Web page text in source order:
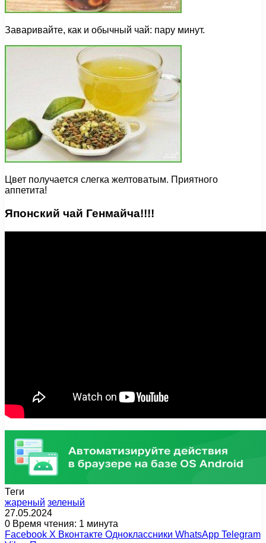
Заваривайте, как и обычный чай: пару минут.
Цвет получается слегка желтоватым. Приятного
аппетита!
Японский чай Генмайча!!!!
Теги
жареный зеленый
27.05.2024
0 Время чтения: 1 минута
Facebook X Вконтакте Одноклассники WhatsApp Telegram